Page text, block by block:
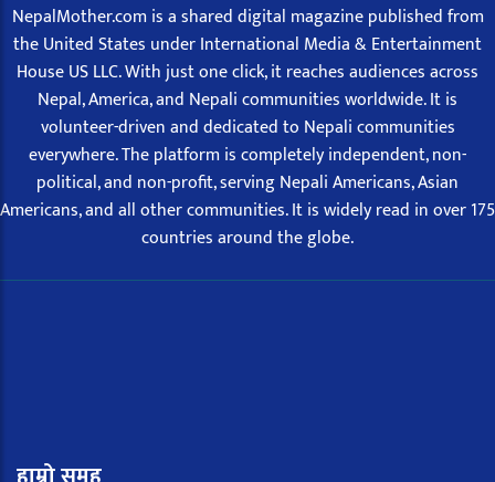
NepalMother.com is a shared digital magazine published from
the United States under International Media & Entertainment
House US LLC. With just one click, it reaches audiences across
Nepal, America, and Nepali communities worldwide. It is
volunteer-driven and dedicated to Nepali communities
everywhere. The platform is completely independent, non-
political, and non-profit, serving Nepali Americans, Asian
Americans, and all other communities. It is widely read in over 175
countries around the globe.